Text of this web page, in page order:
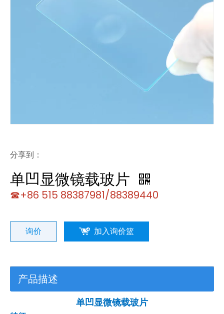
分享到：
单凹显微镜载玻片
☎+86 515 88387981/88389440
询价 加入询价篮
产品描述
单凹显微镜载玻片